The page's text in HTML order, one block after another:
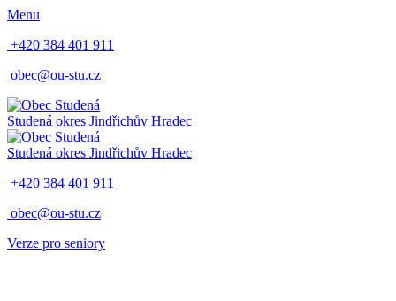
Menu
+420 384 401 911
obec@ou-stu.cz
Studená okres Jindřichův Hradec
Studená okres Jindřichův Hradec
+420 384 401 911
obec@ou-stu.cz
Verze pro seniory